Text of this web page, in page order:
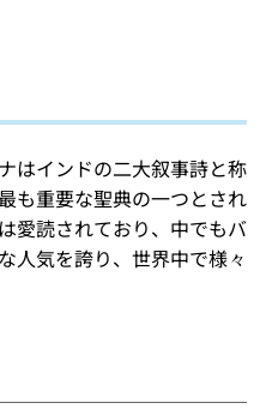
はインドの二大叙事詩と称
も重要な聖典の一つとされ
愛読されており、中でもバ
人気を誇り、世界中で様々